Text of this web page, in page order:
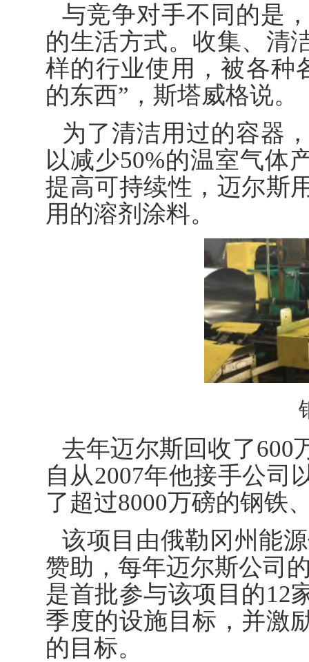
与竞争对手不同的是
的生活方式。收集、清
样的行业使用，被各种
的东西”，斯塔威格说。
为了清洁用过的容器
以减少50%的温室气体
提高可持续性，迈尔斯
用的溶剂涂料。
去年迈尔斯回收了600
自从2007年他接手公司
了超过8000万磅的钢铁
该项目由俄勒冈州能
赞助，每年迈尔斯公司
是首批参与该项目的12
季度的设施目标，并激
的目标。